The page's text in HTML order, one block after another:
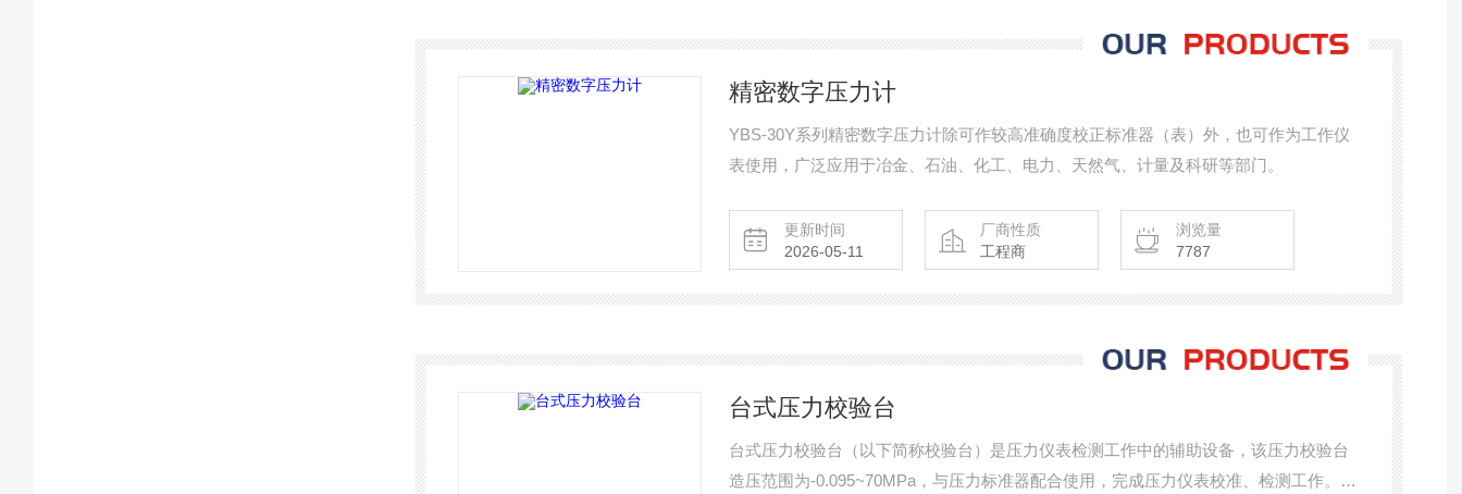
精密数字压力计
YBS-30Y系列精密数字压力计除可作较高准确度校正标准器（表）外，也可作为工作仪
表使用，广泛应用于冶金、石油、化工、电力、天然气、计量及科研等部门。
更新时间
2026-05-11
厂商性质
工程商
浏览量
7787
台式压力校验台
台式压力校验台（以下简称校验台）是压力仪表检测工作中的辅助设备，该压力校验台
造压范围为-0.095~70MPa，与压力标准器配合使用，完成压力仪表校准、检测工作。校